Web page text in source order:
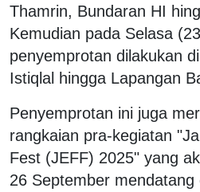
Thamrin, Bundaran HI
Kemudian pada Selasa
penyemprotan dilakukan
Istiqlal hingga Lapangan
Penyemprotan ini juga
rangkaian pra-kegiatan
Fest (JEFF) 2025" yang
26 September mendatang